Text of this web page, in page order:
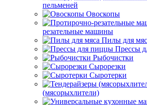
пельменей
Овоскопы
резательные машины
Пилы для
Прессы
Рыбочистки
Сырорезки
Сыротерки
(мясорыхлители)